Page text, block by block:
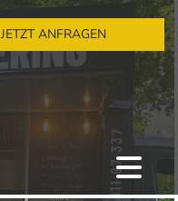
JETZT ANFRAGEN